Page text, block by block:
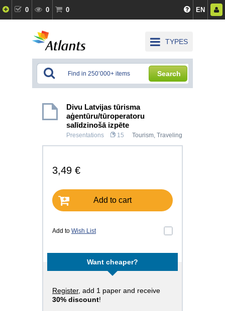
0 0 0 EN
TYPES
Search
Divu Latvijas tūrisma
aģentūru/tūroperatoru
salīdzinošā izpēte
Presentations 15 Tourism, Traveling
3,49 €
Add to cart
Add to Wish List
Want cheaper?
Register, add 1 paper and receive
30% discount!